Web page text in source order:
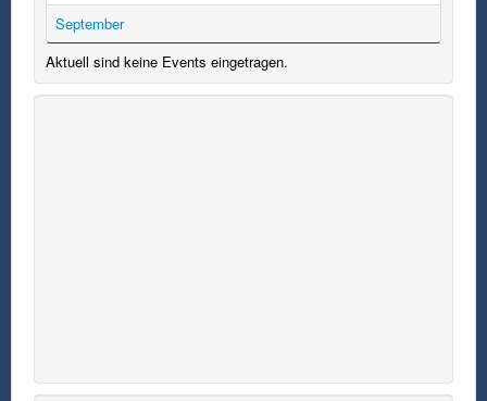
September
Aktuell sind keine Events eingetragen.